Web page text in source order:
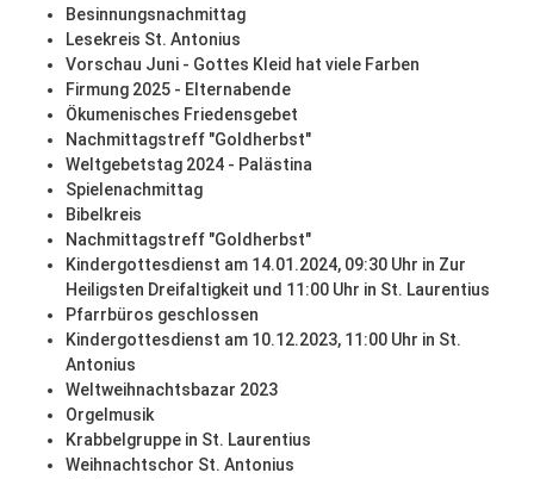
Besinnungsnachmittag
Lesekreis St. Antonius
Vorschau Juni - Gottes Kleid hat viele Farben
Firmung 2025 - Elternabende
Ökumenisches Friedensgebet
Nachmittagstreff "Goldherbst"
Weltgebetstag 2024 - Palästina
Spielenachmittag
Bibelkreis
Nachmittagstreff "Goldherbst"
Kindergottesdienst am 14.01.2024, 09:30 Uhr in Zur
Heiligsten Dreifaltigkeit und 11:00 Uhr in St. Laurentius
Pfarrbüros geschlossen
Kindergottesdienst am 10.12.2023, 11:00 Uhr in St.
Antonius
Weltweihnachtsbazar 2023
Orgelmusik
Krabbelgruppe in St. Laurentius
Weihnachtschor St. Antonius